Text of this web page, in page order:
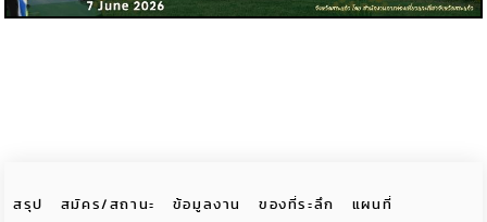
สรุป สมัคร/สถานะ ข้อมูลงาน ของที่ระลึก แผนที่